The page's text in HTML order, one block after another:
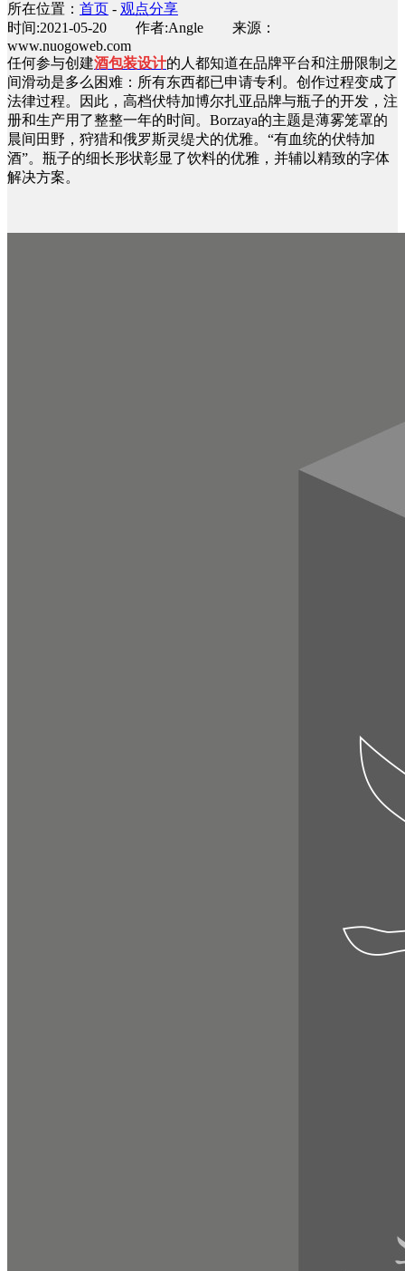
所在位置： 首页 - 观点分享
时间:2021-05-20 作者:Angle 来源：
www.nuogoweb.com
任何参与创建酒包装设计的人都知道在品牌平台和注册限制之
间滑动是多么困难：所有东西都已申请专利。创作过程变成了
法律过程。因此，高档伏特加博尔扎亚品牌与瓶子的开发，注
册和生产用了整整一年的时间。Borzaya的主题是薄雾笼罩的
晨间田野，狩猎和俄罗斯灵缇犬的优雅。“有血统的伏特加
酒”。瓶子的细长形状彰显了饮料的优雅，并辅以精致的字体
解决方案。